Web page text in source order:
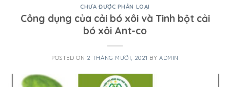
CHƯA ĐƯỢC PHÂN LOẠI
Công dụng của cải bó xôi và Tinh bột cải
bó xôi Ant-co
POSTED ON 2 THÁNG MƯỜI, 2021 BYADMIN